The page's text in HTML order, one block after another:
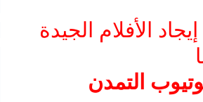
الأفلام الجيدة
التمدن